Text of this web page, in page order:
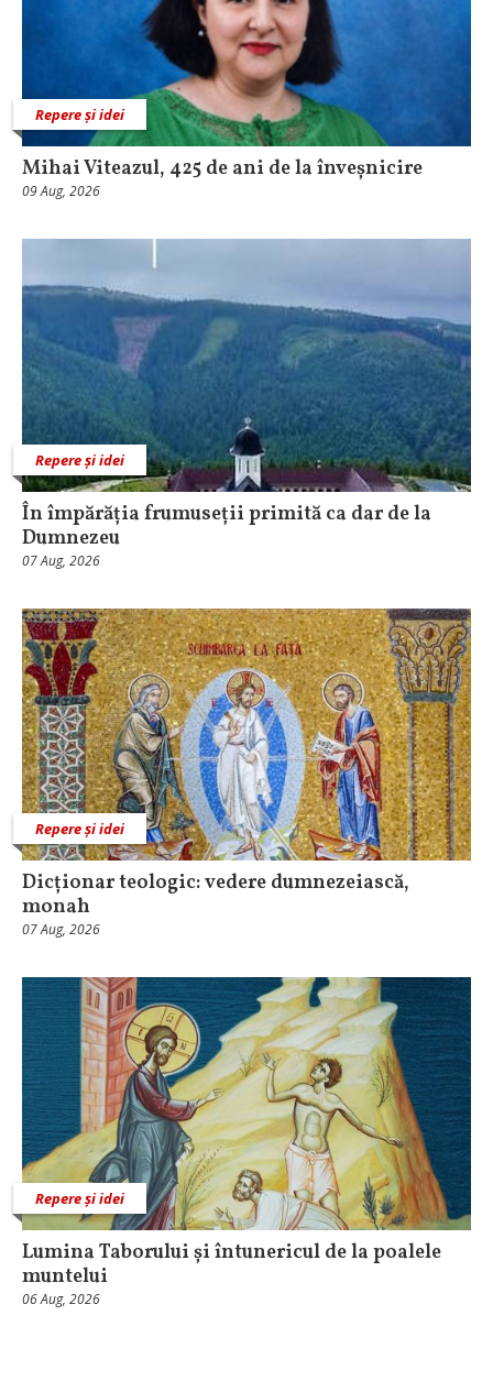
Repere și idei
Mihai Viteazul, 425 de ani de la înveșnicire
09 Aug, 2026
Repere și idei
În împărăția frumuseții primită ca dar de la
Dumnezeu
07 Aug, 2026
Repere și idei
Dicționar teologic: vedere dumnezeiască,
monah
07 Aug, 2026
Repere și idei
Lumina Taborului și întunericul de la poalele
muntelui
06 Aug, 2026